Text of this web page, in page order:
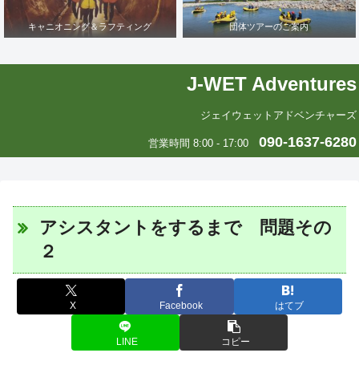
キャニオニング＆ラフティング 団体ツアーのご案内
J-WET Adventures
ジェイウェットアドベンチャーズ
営業時間 8:00 - 17:00 090-1637-6280
アシスタントをするまで 問題その
２
X Facebook はてブ
LINE コピー